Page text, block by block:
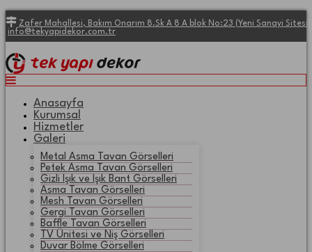
Zafer Mahallesi, Bakım Onarım 8.Sk A 8 A blok No:23 (Yeni Sanayi Sitesi)
info@tekyapidekor.com.tr
Anasayfa
Kurumsal
Hizmetler
Galeri
Metal Asma Tavan Görselleri
Petek Asma Tavan Görselleri
Gizli Işık ve Işık Bant Görselleri
Asma Tavan Görselleri
Mesh Tavan Görselleri
Gergi Tavan Görselleri
Baffle Tavan Görselleri
TV Ünitesi ve Niş Görselleri
Duvar Bölme Görselleri